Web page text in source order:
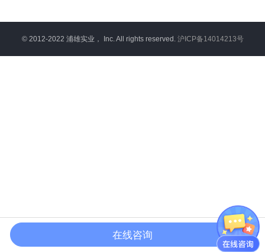
© 2012‐2022 浦雄实业， Inc. All rights reserved. 沪ICP备14014213号
在线咨询